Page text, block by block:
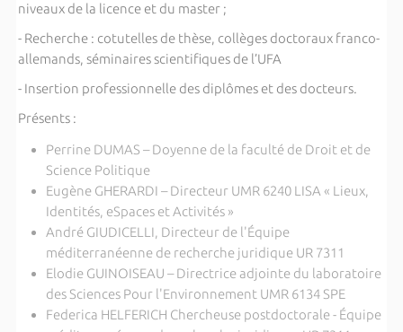
niveaux de la licence et du master ;
- Recherche : cotutelles de thèse, collèges doctoraux franco-
allemands, séminaires scientifiques de l’UFA
- Insertion professionnelle des diplômes et des docteurs.
Présents :
Perrine DUMAS – Doyenne de la faculté de Droit et de
Science Politique
Eugène GHERARDI – Directeur UMR 6240 LISA « Lieux,
Identités, eSpaces et Activités »
André GIUDICELLI, Directeur de l'Équipe
méditerranéenne de recherche juridique UR 7311
Elodie GUINOISEAU – Directrice adjointe du laboratoire
des Sciences Pour l'Environnement UMR 6134 SPE
Federica HELFERICH Chercheuse postdoctorale - Équipe